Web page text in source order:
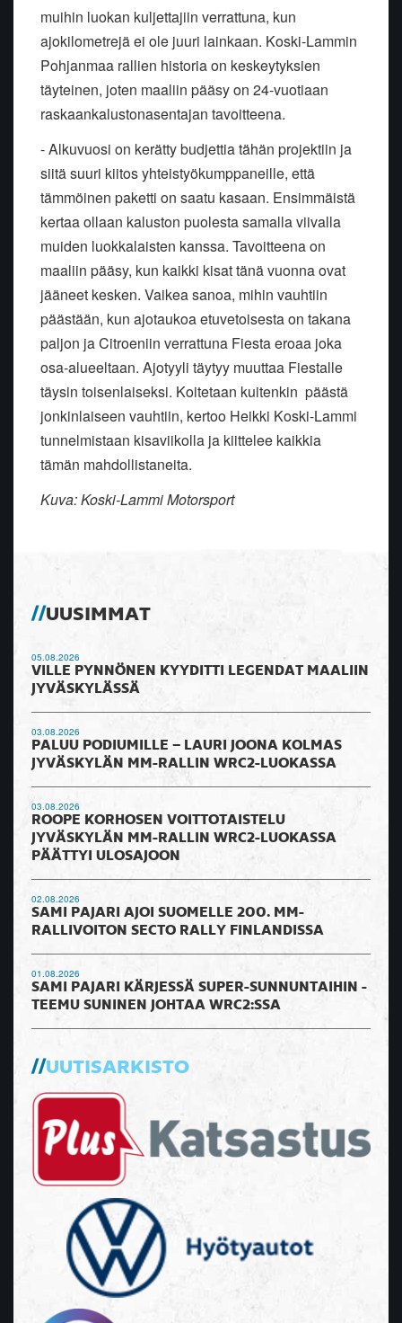
muihin luokan kuljettajiin verrattuna, kun
ajokilometrejä ei ole juuri lainkaan. Koski-Lammin
Pohjanmaa rallien historia on keskeytyksien
täyteinen, joten maaliin pääsy on 24-vuotiaan
raskaankalustonasentajan tavoitteena.
- Alkuvuosi on kerätty budjettia tähän projektiin ja
siitä suuri kiitos yhteistyökumppaneille, että
tämmöinen paketti on saatu kasaan. Ensimmäistä
kertaa ollaan kaluston puolesta samalla viivalla
muiden luokkalaisten kanssa. Tavoitteena on
maaliin pääsy, kun kaikki kisat tänä vuonna ovat
jääneet kesken. Vaikea sanoa, mihin vauhtiin
päästään, kun ajotaukoa etuvetoisesta on takana
paljon ja Citroeniin verrattuna Fiesta eroaa joka
osa-alueeltaan. Ajotyyli täytyy muuttaa Fiestalle
täysin toisenlaiseksi. Koitetaan kuitenkin päästä
jonkinlaiseen vauhtiin, kertoo Heikki Koski-Lammi
tunnelmistaan kisaviikolla ja kiittelee kaikkia
tämän mahdollistaneita.
Kuva: Koski-Lammi Motorsport
UUSIMMAT
05.08.2026
VILLE PYNNÖNEN KYYDITTI LEGENDAT MAALIIN
JYVÄSKYLÄSSÄ
03.08.2026
PALUU PODIUMILLE – LAURI JOONA KOLMAS
JYVÄSKYLÄN MM-RALLIN WRC2-LUOKASSA
03.08.2026
ROOPE KORHOSEN VOITTOTAISTELU
JYVÄSKYLÄN MM-RALLIN WRC2-LUOKASSA
PÄÄTTYI ULOSAJOON
02.08.2026
SAMI PAJARI AJOI SUOMELLE 200. MM-
RALLIVOITON SECTO RALLY FINLANDISSA
01.08.2026
SAMI PAJARI KÄRJESSÄ SUPER-SUNNUNTAIHIN -
TEEMU SUNINEN JOHTAA WRC2:SSA
UUTISARKISTO